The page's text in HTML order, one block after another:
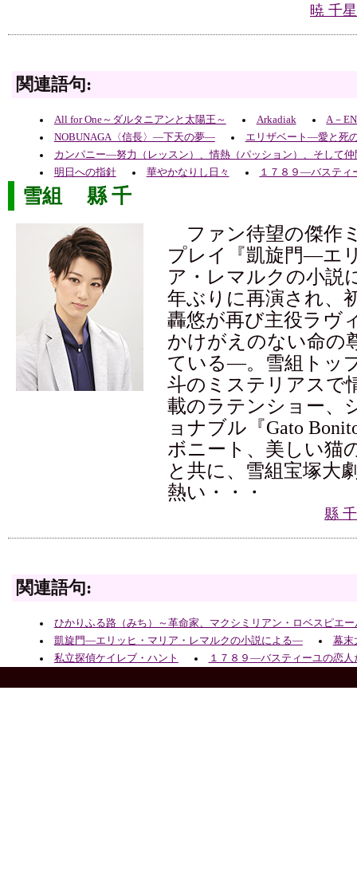
暁 千
関連語句:
All for One～ダルタニアンと太陽王～ Arkadiak
A－
NOBUNAGA〈信長〉―下天の夢―
エリザベート―愛と死
カンパニー―努力（レッスン）、情熱（パッション）、そして
明日への指針
華やかなりし日々 １７８９―バステ
雪組 縣 千
ファン待望の傑作
プレイ『凱旋門―エ
ア・レマルクの小説
年ぶりに再演され、
轟悠が再び主役ラヴ
かけがえのない命の
ている―。雪組トッ
斗のミステリアスで
載のラテンショー、
ョナブル『Gato
ボニート、美しい猫
と共に、雪組宝塚大
熱い・・・
縣
関連語句:
ひかりふる路（みち）～革命家、マクシミリアン・ロベスピエー
凱旋門―エリッヒ・マリア・レマルクの小説による―
幕末
私立探偵ケイレブ・ハント
１７８９―バスティーユの恋